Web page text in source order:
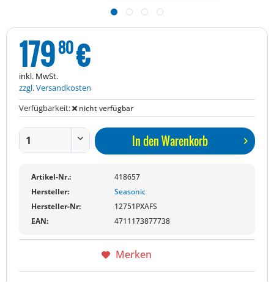
17980€
inkl. MwSt.
zzgl. Versandkosten
Verfügbarkeit:
nicht verfügbar
In denWarenkorb
Artikel-Nr.:
418657
Hersteller:
Seasonic
Hersteller-Nr:
12751PXAFS
EAN:
4711173877738
Merken